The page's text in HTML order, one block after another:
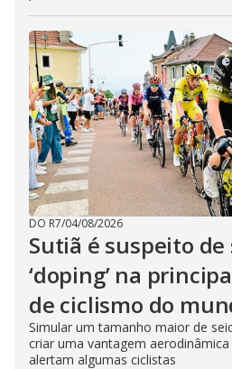
DO R7/04/08/2026
Sutiã é suspeito de
‘doping’ na
de ciclismo do
Simular um tamanho maior de
criar uma vantagem
alertam algumas ciclistas